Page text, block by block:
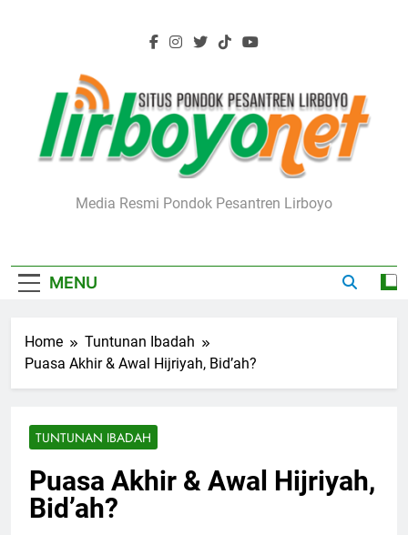
Lirboyo.net
Media Resmi Pondok Pesantren Lirboyo
MENU
Home
Tuntunan Ibadah
Puasa Akhir & Awal Hijriyah, Bid’ah?
TUNTUNAN IBADAH
Puasa Akhir & Awal Hijriyah,
Bid’ah?